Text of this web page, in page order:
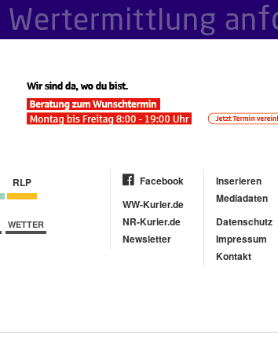
RLP
WETTER
Facebook
WW-Kurier.de
NR-Kurier.de
Newsletter
Inserieren
Mediadaten
Datenschutz
Impressum
Kontakt